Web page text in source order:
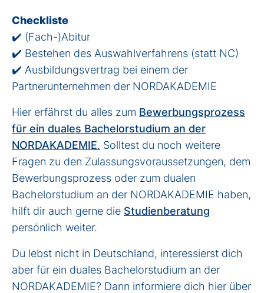
Checkliste
✔️ (Fach-)Abitur
✔️ Bestehen des Auswahlverfahrens (statt NC)
✔️ Ausbildungsvertrag bei einem der
Partnerunternehmen der NORDAKADEMIE
Hier erfährst du alles zum Bewerbungsprozess
für ein duales Bachelorstudium an der
NORDAKADEMIE. Solltest du noch weitere
Fragen zu den Zulassungsvoraussetzungen, dem
Bewerbungsprozess oder zum dualen
Bachelorstudium an der NORDAKADEMIE haben,
hilft dir auch gerne die Studienberatung
persönlich weiter.
Du lebst nicht in Deutschland, interessierst dich
aber für ein duales Bachelorstudium an der
NORDAKADEMIE? Dann informiere dich hier über